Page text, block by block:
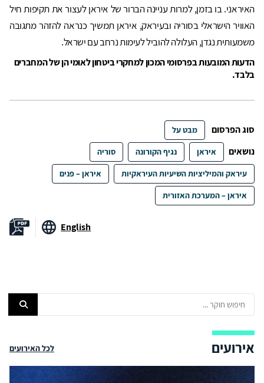
האיראני. בו בזמן, למרות עניינה הברור של איראן לעצור את תקיפות חיל
האוויר הישראלי בסוריה ובעיראק, איראן תמשיך כנראה להזהר מתגובה
משמעותית נגדן, העלולה להוביל לעימות נרחב עם ישראל.
הדעות המובעות בפרסומי המכון למחקרי ביטחון לאומי הן של המחברים
בלבד.
סוג הפרסום מבט על
נושאים איראן נגיף הקורונה סוריה
עיראק והמיליציות השיעיות העיראקיות איראן – פנים
איראן – המערכת האזורית
English
אירועים לכל האירועים